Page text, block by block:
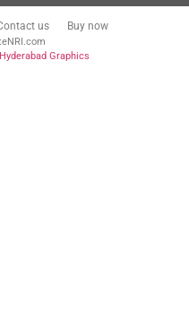
us Buy now
Hyderabad Graphics